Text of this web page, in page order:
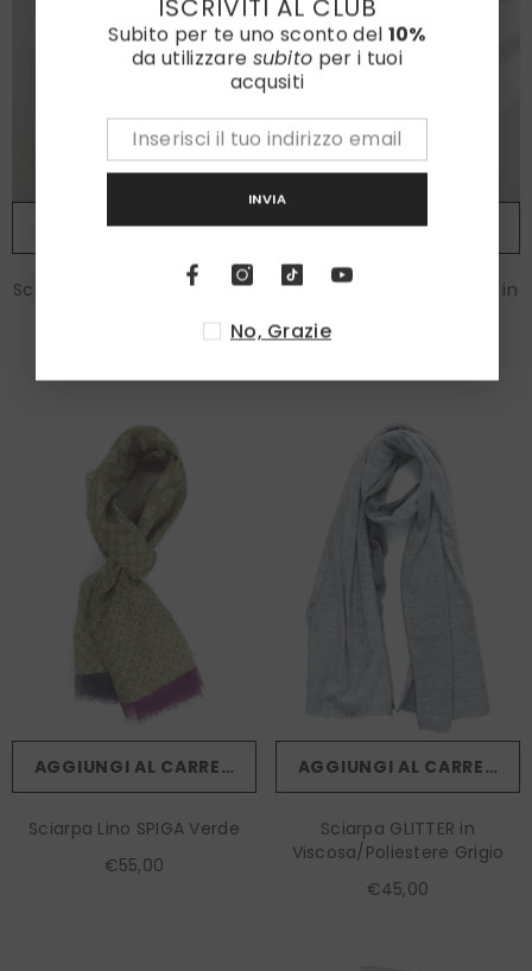
AGGIUNGI AL CARRELLO
Sciarpa stola verde/beige in
AGGIUNGI AL CARRELLO
Sciarpa stola beige/grigio in
AGGIUNGI AL CARRELLO
Sciarpa Lino SPIGA Verde
€55,00
AGGIUNGI AL CARRELLO
Sciarpa GLITTER in
Viscosa/Poliestere Grigio
€45,00
ISCRIVITI AL CLUB
Subito per te uno sconto del 10%
da utilizzare subito per i tuoi
acqusiti
INVIA
No, Grazie